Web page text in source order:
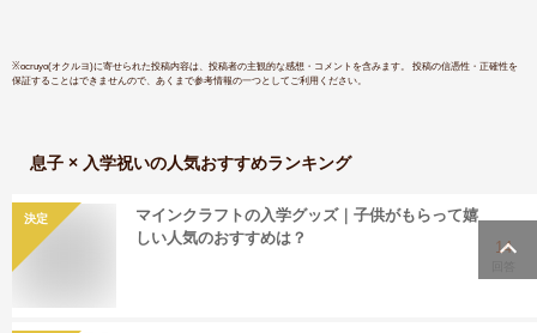
※ocruyo(オクルヨ)に寄せられた投稿内容は、投稿者の主観的な感想・コメントを含みます。 投稿の信憑性・正確性を
保証することはできませんので、あくまで参考情報の一つとしてご利用ください。
息子 × 入学祝いの人気おすすめランキング
決定
マインクラフトの入学グッズ｜子供がもらって嬉
しい人気のおすすめは？
14